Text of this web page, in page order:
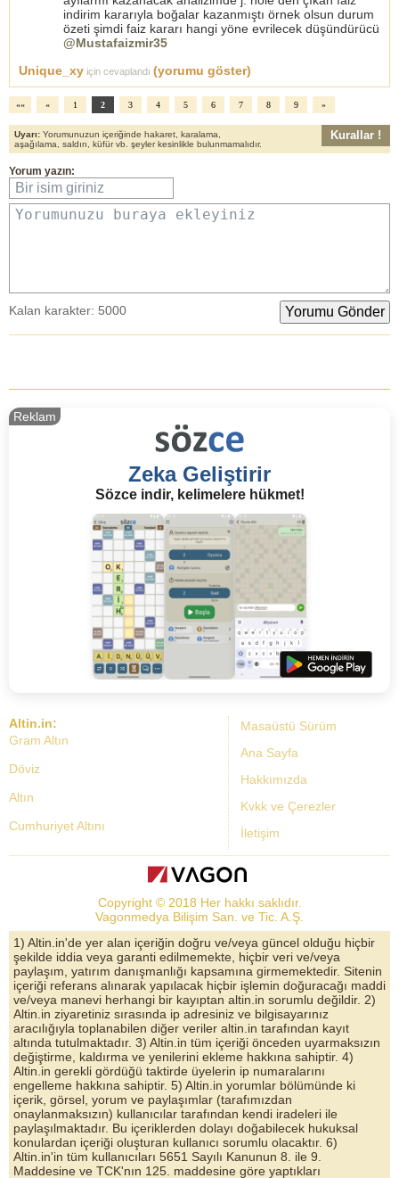
indirim kararıyla boğalar kazanmıştı örnek olsun durum
özeti şimdi faiz kararı hangi yöne evrilecek düşündürücü
@Mustafaizmir35
Unique_xy için cevaplandı (yorumu göster)
«« « 1 2 3 4 5 6 7 8 9 »
Uyarı: Yorumunuzun içeriğinde hakaret, karalama,
aşağılama, saldırı, küfür vb. şeyler kesinlikle bulunmamalıdır.
Kurallar !
Yorum yazın:
Bir isim giriniz
Yorumunuzu buraya ekleyiniz
Kalan karakter: 5000
Zeka Geliştirir
Sözce indir, kelimelere hükmet!
Reklam
Masaüstü Sürüm
Ana Sayfa
Hakkımızda
Kvkk ve Çerezler
İletişim
Altin.in:
Gram Altın
Döviz
Altın
Cumhuriyet Altını
Dolar Kuru
Altın Yorumları
Döviz Kurları
Çeyrek Altın
Bitcoin
Euro/Dolar Parite
Sterlin
Döviz Arşivi
Copyright © 2018 Her hakkı saklıdır.
Vagonmedya Bilişim San. ve Tic. A.Ş.
1) Altin.in'de yer alan içeriğin doğru ve/veya güncel olduğu hiçbir
şekilde iddia veya garanti edilmemekte, hiçbir veri ve/veya
paylaşım, yatırım danışmanlığı kapsamına girmemektedir. Sitenin
içeriği referans alınarak yapılacak hiçbir işlemin doğuracağı maddi
ve/veya manevi herhangi bir kayıptan altin.in sorumlu değildir. 2)
Altin.in ziyaretiniz sırasında ip adresiniz ve bilgisayarınız
aracılığıyla toplanabilen diğer veriler altin.in tarafından kayıt
altında tutulmaktadır. 3) Altin.in tüm içeriği önceden uyarmaksızın
değiştirme, kaldırma ve yenilerini ekleme hakkına sahiptir. 4)
Altin.in gerekli gördüğü taktirde üyelerin ip numaralarını
engelleme hakkına sahiptir. 5) Altin.in yorumlar bölümünde ki
içerik, görsel, yorum ve paylaşımlar (tarafımızdan
onaylanmaksızın) kullanıcılar tarafından kendi iradeleri ile
paylaşılmaktadır. Bu içeriklerden dolayı doğabilecek hukuksal
konulardan içeriği oluşturan kullanıcı sorumlu olacaktır. 6)
Altin.in'in tüm kullanıcıları 5651 Sayılı Kanunun 8. ile 9.
Maddesine ve TCK'nın 125. maddesine göre yaptıkları